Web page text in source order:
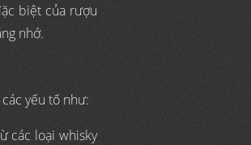
biệt của rượu
nhớ.
yếu tố như:
các loại whisky